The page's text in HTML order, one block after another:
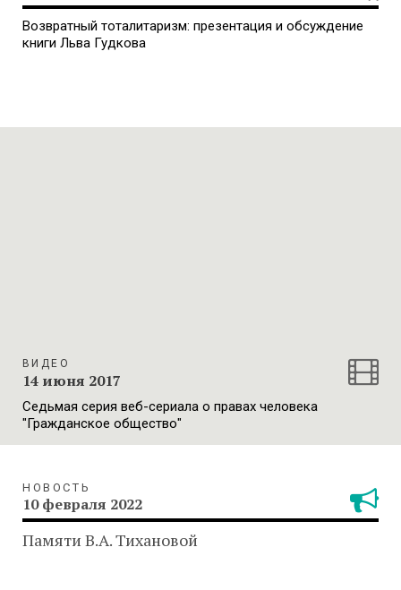
Возвратный тоталитаризм: презентация и обсуждение
книги Льва Гудкова
ВИДЕО
14 июня 2017
Седьмая серия веб-сериала о правах человека
"Гражданское общество"
НОВОСТЬ
10 февраля 2022
Памяти В.А. Тихановой